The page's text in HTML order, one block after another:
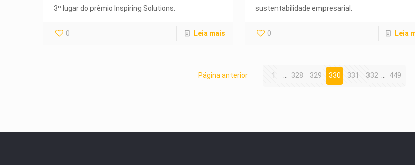
3º lugar do prêmio Inspiring Solutions.
0 Leia mais
sustentabilidade empresarial.
0 Leia
Página anterior 1 328 329 330 331 332 449